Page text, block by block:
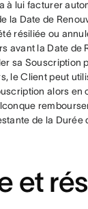
à lui facturer
la Date de
résiliée ou
avant la Date de
sa Souscription
le Client peut
alors en
de la Durée
et